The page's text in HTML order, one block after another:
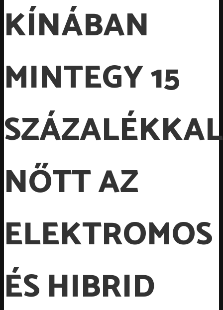
KÍNÁBAN
MINTEGY 15
SZÁZALÉKKAL
NŐTT AZ
ELEKTROMOS
ÉS HIBRID